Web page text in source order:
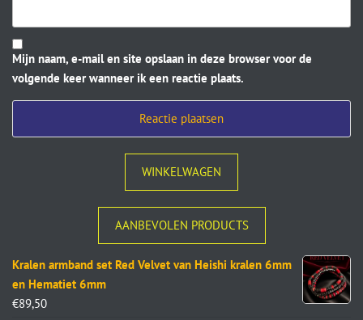
Mijn naam, e-mail en site opslaan in deze browser voor de
volgende keer wanneer ik een reactie plaats.
WINKELWAGEN
AANBEVOLEN PRODUCTS
Kralen armband set Red Velvet van Heishi kralen 6mm
en Hematiet 6mm
€89,50